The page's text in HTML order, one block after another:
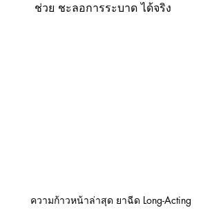
ช่วย ชะลอการระบาด ได้จริง
ความก้าวหน้าล่าสุด ยาฉีด Long-Acting